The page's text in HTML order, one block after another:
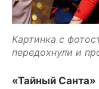
Картинка с
передохнули и
«Тайный